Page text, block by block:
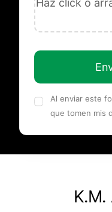
Al enviar este
que tomen mis
K.M.